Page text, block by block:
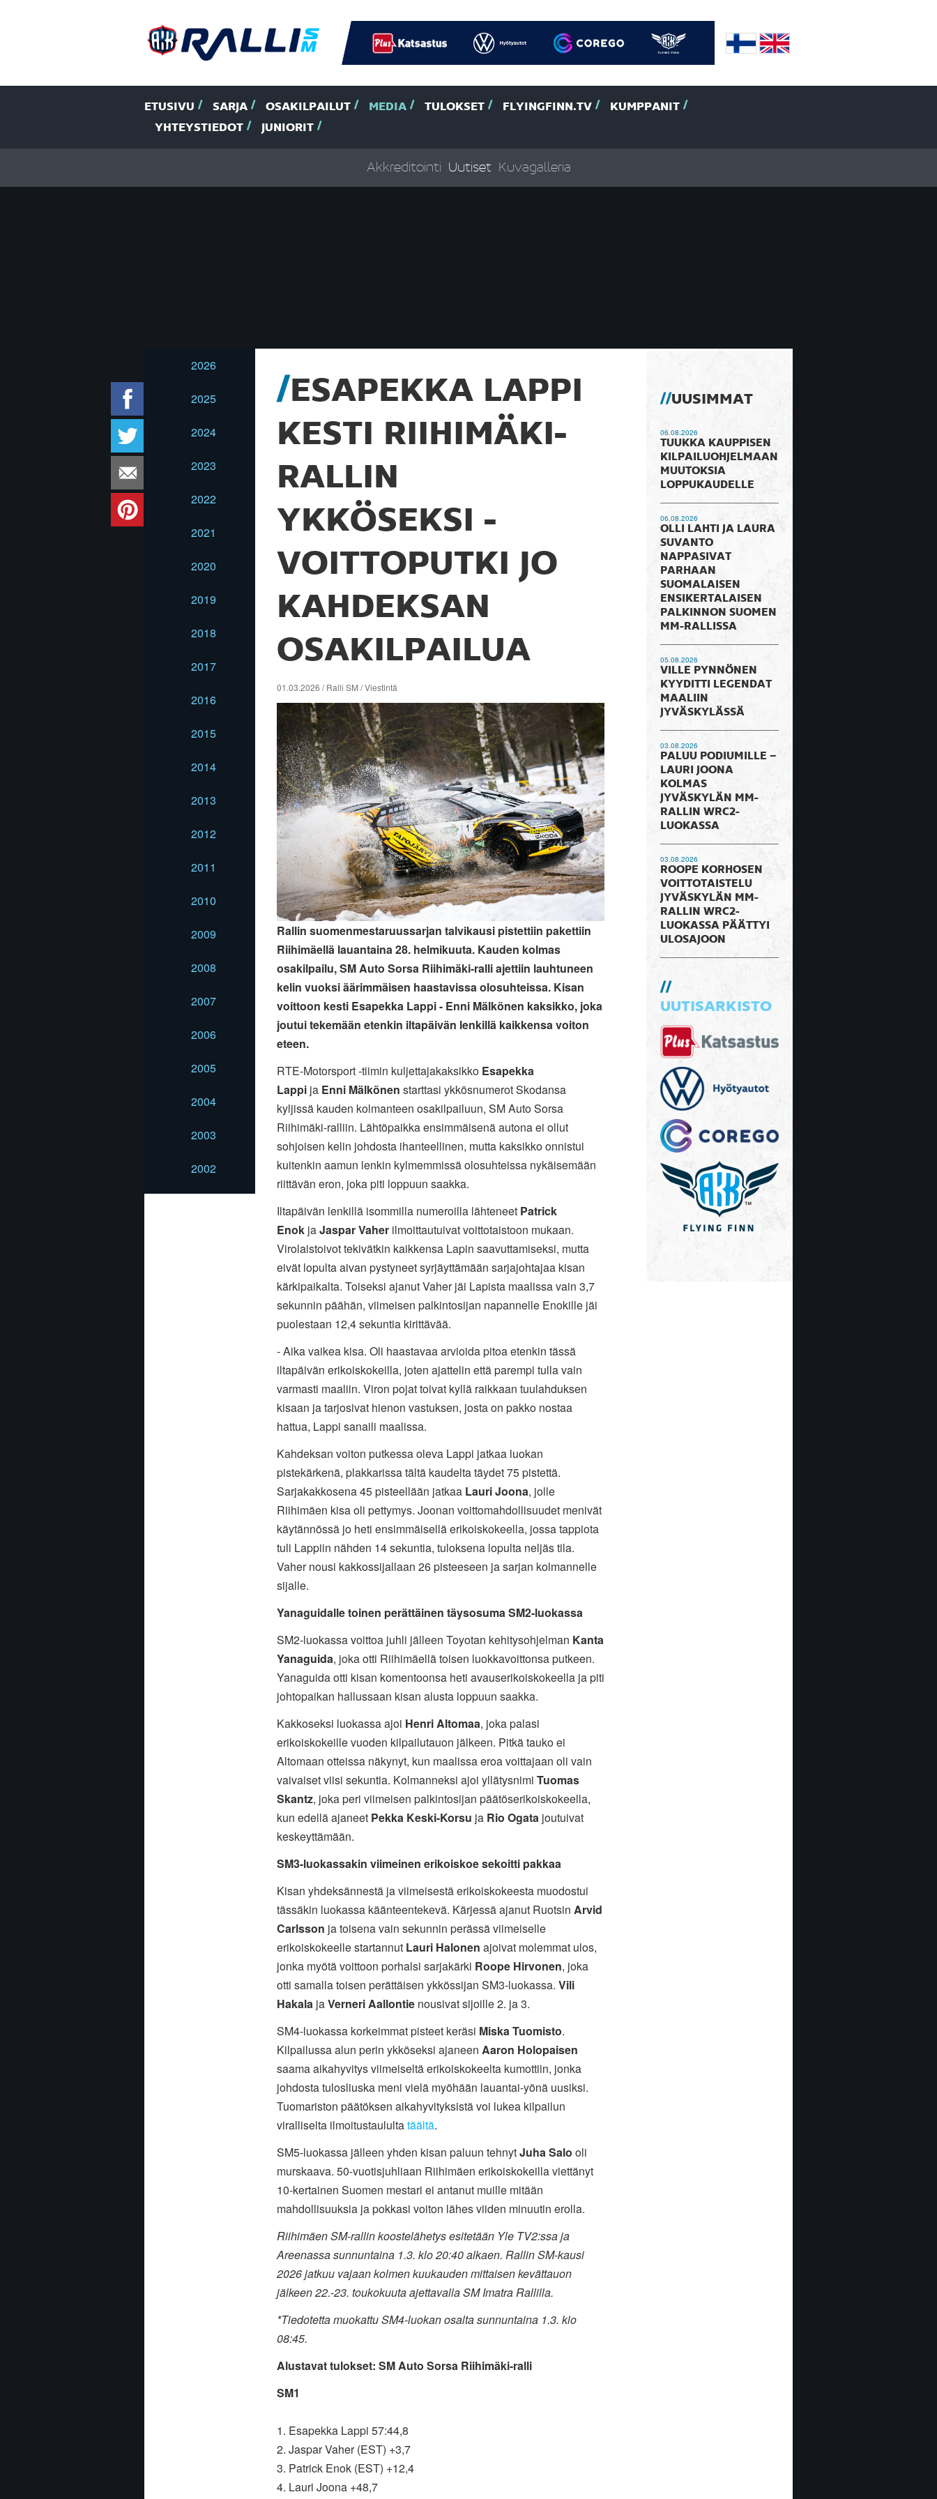
ETUSIVU SARJA OSAKILPAILUT MEDIA TULOKSET FLYINGFINN.TV
KUMPPANIT
YHTEYSTIEDOT
JUNIORIT
Akkreditointi Uutiset Kuvagalleria
2026
2025
2024
2023
2022
2021
2020
2019
2018
2017
2016
2015
2014
2013
2012
2011
2010
2009
2008
2007
2006
2005
2004
2003
2002
ESAPEKKA LAPPI
KESTI RIIHIMÄKI-
RALLIN
YKKÖSEKSI -
VOITTOPUTKI JO
KAHDEKSAN
OSAKILPAILUA
01.03.2026 / Ralli SM / Viestintä
Rallin suomenmestaruussarjan talvikausi pistettiin pakettiin
Riihimäellä lauantaina 28. helmikuuta. Kauden kolmas
osakilpailu, SM Auto Sorsa Riihimäki-ralli ajettiin lauhtuneen
kelin vuoksi äärimmäisen haastavissa olosuhteissa. Kisan
voittoon kesti Esapekka Lappi - Enni Mälkönen kaksikko, joka
joutui tekemään etenkin iltapäivän lenkillä kaikkensa voiton
eteen.
RTE-Motorsport -tiimin kuljettajakaksikko Esapekka
Lappija Enni Mälkönen starttasi ykkösnumerot Skodansa
kyljissä kauden kolmanteen osakilpailuun, SM Auto Sorsa
Riihimäki-ralliin. Lähtöpaikka ensimmäisenä autona ei ollut
sohjoisen kelin johdosta ihanteellinen, mutta kaksikko onnistui
kuitenkin aamun lenkin kylmemmissä olosuhteissa nykäisemään
riittävän eron, joka piti loppuun saakka.
Iltapäivän lenkillä isommilla numeroilla lähteneet Patrick
EnokjaJaspar Vaherilmoittautuivat voittotaistoon mukaan.
Virolaistoivot tekivätkin kaikkensa Lapin saavuttamiseksi, mutta
eivät lopulta aivan pystyneet syrjäyttämään sarjajohtajaa kisan
kärkipaikalta. Toiseksi ajanut Vaher jäi Lapista maalissa vain 3,7
sekunnin päähän, viimeisen palkintosijan napannelle Enokille jäi
puolestaan 12,4 sekuntia kirittävää.
- Aika vaikea kisa. Oli haastavaa arvioida pitoa etenkin tässä
iltapäivän erikoiskokeilla, joten ajattelin että parempi tulla vain
varmasti maaliin. Viron pojat toivat kyllä raikkaan tuulahduksen
kisaan ja tarjosivat hienon vastuksen, josta on pakko nostaa
hattua, Lappi sanaili maalissa.
Kahdeksan voiton putkessa oleva Lappi jatkaa luokan
pistekärkenä, plakkarissa tältä kaudelta täydet 75 pistettä.
Sarjakakkosena 45 pisteellään jatkaa Lauri Joona, jolle
Riihimäen kisa oli pettymys. Joonan voittomahdollisuudet menivät
käytännössä jo heti ensimmäisellä erikoiskokeella, jossa tappiota
tuli Lappiin nähden 14 sekuntia, tuloksena lopulta neljäs tila.
Vaher nousi kakkossijallaan 26 pisteeseen ja sarjan kolmannelle
sijalle.
Yanaguidalle toinen perättäinen täysosuma SM2-luokassa
SM2-luokassa voittoa juhli jälleen Toyotan kehitysohjelman Kanta
Yanaguida, joka otti Riihimäellä toisen luokkavoittonsa putkeen.
Yanaguida otti kisan komentoonsa heti avauserikoiskokeella ja piti
johtopaikan hallussaan kisan alusta loppuun saakka.
Kakkoseksi luokassa ajoi Henri Altomaa, joka palasi
erikoiskokeille vuoden kilpailutauon jälkeen. Pitkä tauko ei
Altomaan otteissa näkynyt, kun maalissa eroa voittajaan oli vain
vaivaiset viisi sekuntia. Kolmanneksi ajoi yllätysnimi Tuomas
Skantz, joka peri viimeisen palkintosijan päätöserikoiskokeella,
kun edellä ajaneet Pekka Keski-Korsu ja Rio Ogatajoutuivat
keskeyttämään.
SM3-luokassakin viimeinen erikoiskoe sekoitti pakkaa
Kisan yhdeksännestä ja viimeisestä erikoiskokeesta muodostui
tässäkin luokassa käänteentekevä. Kärjessä ajanut Ruotsin Arvid
Carlsson ja toisena vain sekunnin perässä viimeiselle
erikoiskokeelle startannut Lauri Halonen ajoivat molemmat ulos,
jonka myötä voittoon porhalsi sarjakärki Roope Hirvonen, joka
otti samalla toisen perättäisen ykkössijan SM3-luokassa. Vili
HakalajaVerneri Aallontienousivat sijoille 2. ja 3.
SM4-luokassa korkeimmat pisteet keräsi Miska Tuomisto.
Kilpailussa alun perin ykköseksi ajaneen Aaron Holopaisen
saama aikahyvitys viimeiseltä erikoiskokeelta kumottiin, jonka
johdosta tulosliuska meni vielä myöhään lauantai-yönä uusiksi.
Tuomariston päätöksen aikahyvityksistä voi lukea kilpailun
viralliselta ilmoitustaulultatäältä.
SM5-luokassa jälleen yhden kisan paluun tehnytJuha Salo oli
murskaava. 50-vuotisjuhliaan Riihimäen erikoiskokeilla viettänyt
10-kertainen Suomen mestari ei antanut muille mitään
mahdollisuuksia ja pokkasi voiton lähes viiden minuutin erolla.
Riihimäen SM-rallin koostelähetys esitetään Yle TV2:ssa ja
Areenassa sunnuntaina 1.3. klo 20:40 alkaen. Rallin SM-kausi
2026 jatkuu vajaan kolmen kuukauden mittaisen kevättauon
jälkeen 22.-23. toukokuuta ajettavalla SM Imatra Rallilla.
*Tiedotetta muokattu SM4-luokan osalta sunnuntaina 1.3. klo
08:45.
Alustavat tulokset: SM Auto Sorsa Riihimäki-ralli
SM1
1. Esapekka Lappi 57:44,8
2. Jaspar Vaher (EST) +3,7
3. Patrick Enok (EST) +12,4
4. Lauri Joona +48,7
UUSIMMAT
06.08.2026
TUUKKA KAUPPISEN
KILPAILUOHJELMAAN
MUUTOKSIA
LOPPUKAUDELLE
06.08.2026
OLLI LAHTI JA LAURA
SUVANTO
NAPPASIVAT
PARHAAN
SUOMALAISEN
ENSIKERTALAISEN
PALKINNON SUOMEN
MM-RALLISSA
05.08.2026
VILLE PYNNÖNEN
KYYDITTI LEGENDAT
MAALIIN
JYVÄSKYLÄSSÄ
03.08.2026
PALUU PODIUMILLE –
LAURI JOONA
KOLMAS
JYVÄSKYLÄN MM-
RALLIN WRC2-
LUOKASSA
03.08.2026
ROOPE KORHOSEN
VOITTOTAISTELU
JYVÄSKYLÄN MM-
RALLIN WRC2-
LUOKASSA PÄÄTTYI
ULOSAJOON
UUTISARKISTO